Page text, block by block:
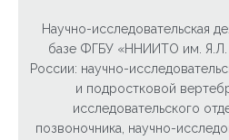
Научно-исследовательская
базе ФГБУ «ННИИТО им. Я.Л.
России: научно-
и подростковой
исследовательского
позвоночника, научно-